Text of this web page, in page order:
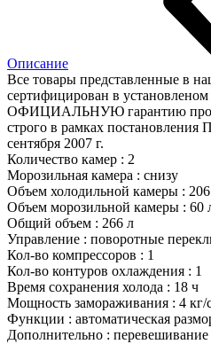
Описание
Все товары представленные в
сертифицирован в
ОФИЦИАЛЬНУЮ гарантию
строго в рамках постановления
сентября 2007 г.
Количество камер : 2
Морозильная камера : снизу
Объем холодильной камеры :
Объем морозильной камеры : 60
Общий объем : 266 л
Управление : поворотные
Кол-во компрессоров : 1
Кол-во контуров охлаждения : 1
Время сохранения холода : 18 ч
Мощность замораживания : 4 кг/
Функции : автоматическая
Дополнительно : перевешивание